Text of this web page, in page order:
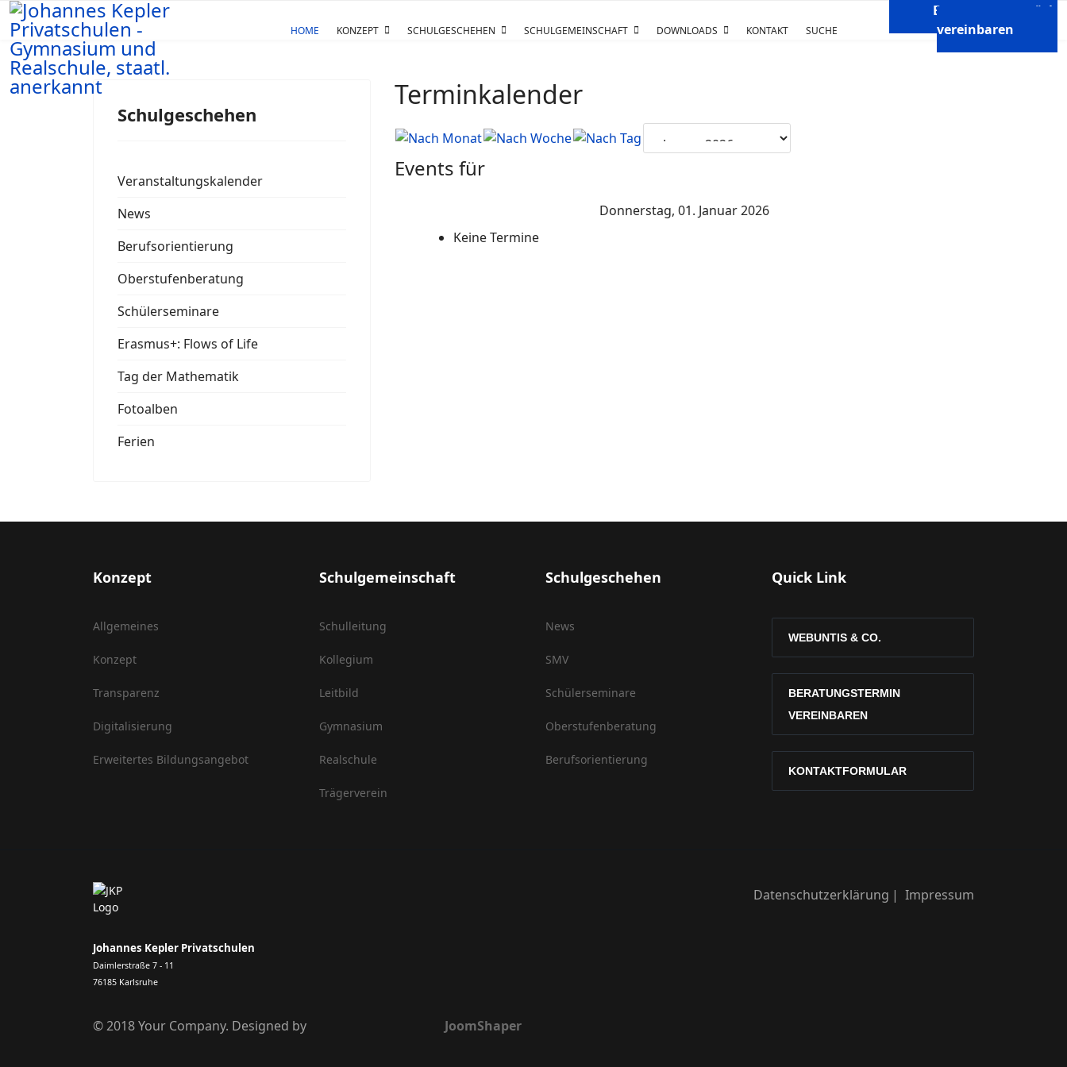
Beratungsgespräch
vereinbaren
HOME KONZEPT SCHULGESCHEHEN SCHULGEMEINSCHAFT DOWNLOADS KONTAKT SUCHE
Schulgeschehen
Veranstaltungskalender
News
Berufsorientierung
Oberstufenberatung
Schülerseminare
Erasmus+: Flows of Life
Tag der Mathematik
Fotoalben
Ferien
Terminkalender
Events für
Donnerstag, 01. Januar 2026
Keine Termine
Konzept
Allgemeines
Konzept
Transparenz
Digitalisierung
Erweitertes Bildungsangebot
Schulgemeinschaft
Schulleitung
Kollegium
Leitbild
Gymnasium
Realschule
Trägerverein
Schulgeschehen
News
SMV
Schülerseminare
Oberstufenberatung
Berufsorientierung
Quick Link
WEBUNTIS & CO.
BERATUNGSTERMIN
VEREINBAREN
KONTAKTFORMULAR
Johannes Kepler Privatschulen
Daimlerstraße 7 - 11
76185 Karlsruhe
© 2018 Your Company. Designed by JoomShaper
Datenschutzerklärung Impressum